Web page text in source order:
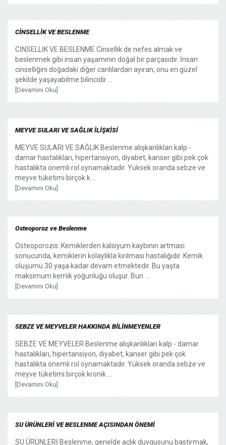
CİNSELLİK VE BESLENME
CİNSELLİK VE BESLENME Cinsellik de nefes almak ve
beslenmek gibi insan yaşamının doğal bir parçasıdır. İnsan
cinselliğini doğadaki diğer canlılardan ayıran, onu en güzel
şekilde yaşayabilme bilincidir ...
[Devamını Oku]
MEYVE SULARI VE SAĞLIK İLİŞKİSİ
MEYVE SULARI VE SAĞLIK Beslenme alışkanlıkları kalp -
damar hastalıkları, hipertansiyon, diyabet, kanser gibi pek çok
hastalıkta önemli rol oynamaktadır. Yüksek oranda sebze ve
meyve tüketimi birçok k ...
[Devamını Oku]
Osteoporoz ve Beslenme
Osteoporozis: Kemiklerden kalsiyum kaybının artması
sonucunda, kemiklerin kolaylıkla kırılması hastalığıdır. Kemik
oluşumu 30 yaşa kadar devam etmektedir. Bu yaşta
maksimum kemik yoğunluğu oluşur. Bun ...
[Devamını Oku]
SEBZE VE MEYVELER HAKKINDA BİLİNMEYENLER
SEBZE VE MEYVELER Beslenme alışkanlıkları kalp - damar
hastalıkları, hipertansiyon, diyabet, kanser gibi pek çok
hastalıkta önemli rol oynamaktadır. Yüksek oranda sebze ve
meyve tüketimi birçok kronik ...
[Devamını Oku]
SU ÜRÜNLERİ VE BESLENME AÇISINDAN ÖNEMİ
SU ÜRÜNLERİ Beslenme, genelde açlık duygusunu bastırmak,